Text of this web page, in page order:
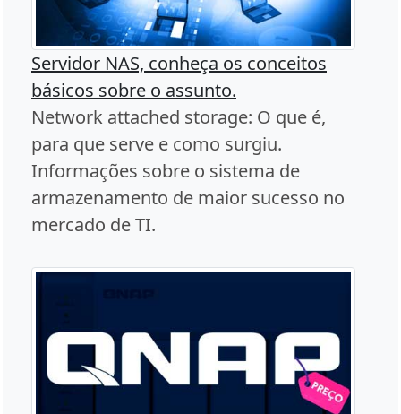
Servidor NAS, conheça os conceitos
básicos sobre o assunto.
Network attached storage: O que é,
para que serve e como surgiu.
Informações sobre o sistema de
armazenamento de maior sucesso no
mercado de TI.